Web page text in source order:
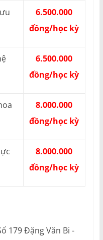
6.500.000
đồng/học kỳ
6.500.000
đồng/học kỳ
8.000.000
đồng/học kỳ
8.000.000
đồng/học kỳ
179 Đặng Văn Bi -